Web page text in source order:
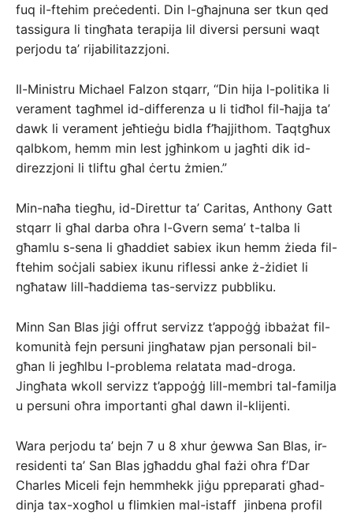
fuq il-ftehim preċedenti. Din l-għajnuna ser tkun qed
tassigura li tingħata terapija lil diversi persuni waqt
perjodu ta’ rijabilitazzjoni.
Il-Ministru Michael Falzon stqarr, ‘‘Din hija l-politika li
verament tagħmel id-differenza u li tidħol fil-ħajja ta’
dawk li verament jeħtieġu bidla f’ħajjithom. Taqtgħux
qalbkom, hemm min lest jgħinkom u jagħti dik id-
direzzjoni li tliftu għal ċertu żmien.”
Min-naħa tiegħu, id-Direttur ta’ Caritas, Anthony Gatt
stqarr li għal darba oħra l-Gvern sema’ t-talba li
għamlu s-sena li għaddiet sabiex ikun hemm żieda fil-
ftehim soċjali sabiex ikunu riflessi anke ż-żidiet li
ngħataw lill-ħaddiema tas-servizz pubbliku.
Minn San Blas jiġi offrut servizz t’appoġġ ibbażat fil-
komunità fejn persuni jingħataw pjan personali bil-
għan li jegħlbu l-problema relatata mad-droga.
Jingħata wkoll servizz t’appoġġ lill-membri tal-familja
u persuni oħra importanti għal dawn il-klijenti.
Wara perjodu ta’ bejn 7 u 8 xhur ġewwa San Blas, ir-
residenti ta’ San Blas jgħaddu għal fażi oħra f’Dar
Charles Miceli fejn hemmhekk jiġu ppreparati għad-
dinja tax-xogħol u flimkien mal-istaff jinbena profil